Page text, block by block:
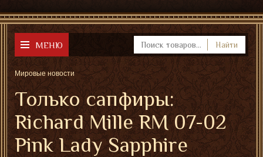
МЕНЮ Найти
Мировые новости
Только сапфиры:
Richard Mille RM 07-02
Pink Lady Sapphire